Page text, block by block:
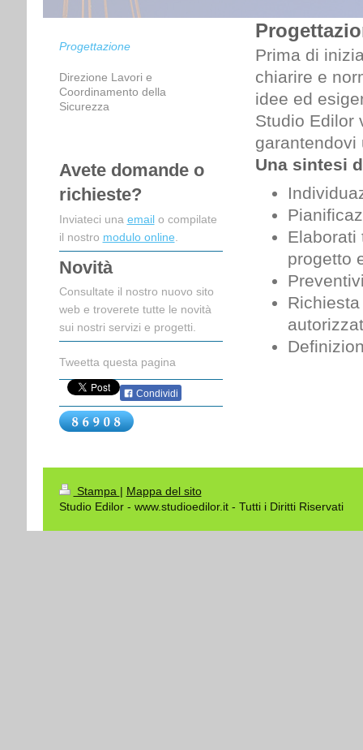
Prima di
chiarire e
idee ed
Studio Edilor
garantendovi
Una sintesi
Elaborati
progetto
Progettazione
Direzione Lavori e
Coordinamento della
Sicurezza
Avete domande o
richieste?
Inviateci una emailo compilate
il nostro modulo online
Novità
Consultate il nostro nuovo sito
web e troverete tutte le novità
sui nostri servizi e progetti.
Tweetta questa pagina
Condividi
Stampa | Mappa del sito
Studio Edilor - www.studioedilor.it - Tutti i Diritti Riservati